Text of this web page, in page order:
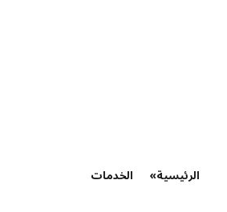
الرئيسية» الخدمات